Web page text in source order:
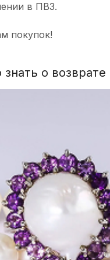
в ПВЗ.
покупок!
о возврате